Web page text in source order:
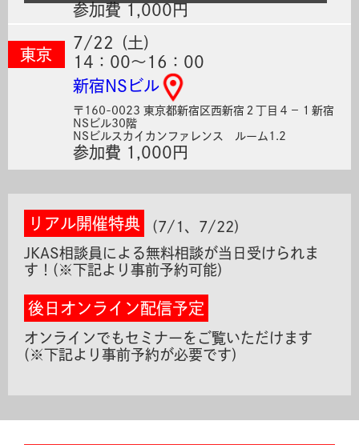
参加費 1,000円
東京
7/22
(土)
14：00～16：00
新宿NSビル
〒160-0023 東京都新宿区西新宿２丁目４−１新宿
NSビル30階
NSビルスカイカンファレンス ルーム1.2
参加費 1,000円
リアル開催特典
(7/1、7/22)
JKAS相談員による無料相談が当日受けられま
す！(※下記より事前予約可能)
後日オンライン配信予定
オンラインでもセミナーをご覧いただけます
(※下記より事前予約が必要です)